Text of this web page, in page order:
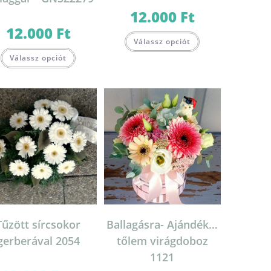
12.000 Ft
Válassz opciót
12.000 Ft
Válassz opciót
sírcsokor
2054
Ballagásra- Ajándék…
tőlem virágdoboz
1121